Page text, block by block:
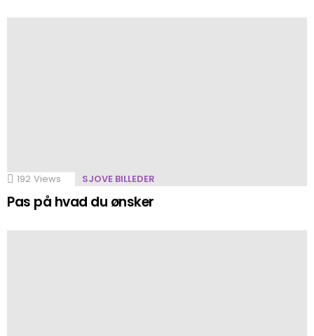
192 Views SJOVE BILLEDER
Pas på hvad du ønsker